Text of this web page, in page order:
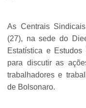
As Centrais
(27), na sede do
Estatística e
para discutir as
trabalhadores e
de Bolsonaro.